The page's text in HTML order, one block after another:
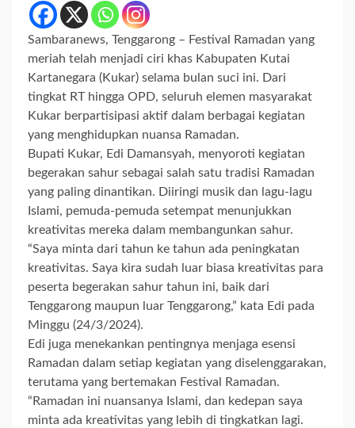
Sambaranews, Tenggarong – Festival Ramadan yang
meriah telah menjadi ciri khas Kabupaten Kutai
Kartanegara (Kukar) selama bulan suci ini. Dari
tingkat RT hingga OPD, seluruh elemen masyarakat
Kukar berpartisipasi aktif dalam berbagai kegiatan
yang menghidupkan nuansa Ramadan.
Bupati Kukar, Edi Damansyah, menyoroti kegiatan
begerakan sahur sebagai salah satu tradisi Ramadan
yang paling dinantikan. Diiringi musik dan lagu-lagu
Islami, pemuda-pemuda setempat menunjukkan
kreativitas mereka dalam membangunkan sahur.
“Saya minta dari tahun ke tahun ada peningkatan
kreativitas. Saya kira sudah luar biasa kreativitas para
peserta begerakan sahur tahun ini, baik dari
Tenggarong maupun luar Tenggarong,” kata Edi pada
Minggu (24/3/2024).
Edi juga menekankan pentingnya menjaga esensi
Ramadan dalam setiap kegiatan yang diselenggarakan,
terutama yang bertemakan Festival Ramadan.
“Ramadan ini nuansanya Islami, dan kedepan saya
minta ada kreativitas yang lebih di tingkatkan lagi.